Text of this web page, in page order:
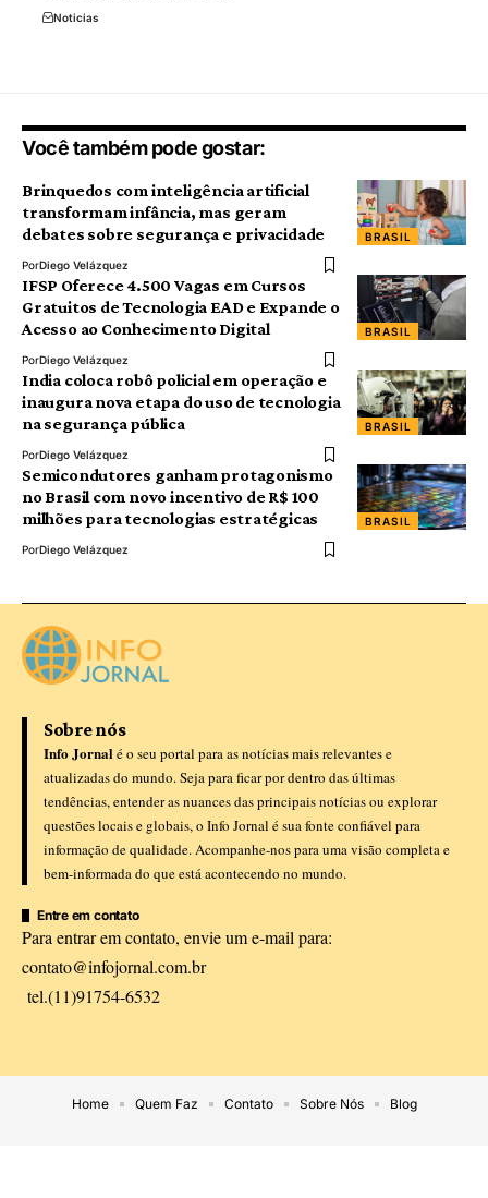
Noticias
Você também pode gostar:
BRASIL
Brinquedos com inteligência artificial
transformam infância, mas geram
debates sobre segurança e privacidade
PorDiego Velázquez
BRASIL
IFSP Oferece 4.500 Vagas em Cursos
Gratuitos de Tecnologia EAD e Expande o
Acesso ao Conhecimento Digital
PorDiego Velázquez
BRASIL
India coloca robô policial em operação e
inaugura nova etapa do uso de tecnologia
na segurança pública
PorDiego Velázquez
BRASIL
Semicondutores ganham protagonismo
no Brasil com novo incentivo de R$ 100
milhões para tecnologias estratégicas
PorDiego Velázquez
Sobre nós
Info Jornal é o seu portal para as notícias mais relevantes e
atualizadas do mundo. Seja para ficar por dentro das últimas
tendências, entender as nuances das principais notícias ou explorar
questões locais e globais, o Info Jornal é sua fonte confiável para
informação de qualidade. Acompanhe-nos para uma visão completa e
bem-informada do que está acontecendo no mundo.
Entre em contato
Para entrar em contato, envie um e-mail para:
contato@infojornal.com.br
tel.(11)91754-6532
Home Quem Faz Contato Sobre Nós Blog